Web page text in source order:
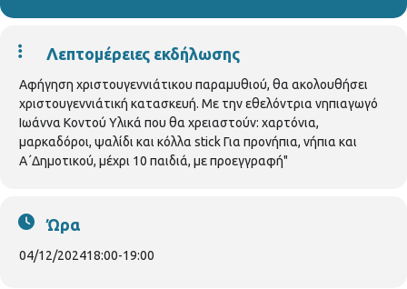
Λεπτομέρειες εκδήλωσης
Αφήγηση χριστουγεννιάτικου παραμυθιού, θα ακολουθήσει
χριστουγεννιάτική κατασκευή. Με την εθελόντρια νηπιαγωγό
Ιωάννα Κοντού Υλικά που θα χρειαστούν: χαρτόνια,
μαρκαδόροι, ψαλίδι και κόλλα stick Για προνήπια, νήπια και
Α΄Δημοτικού, μέχρι 10 παιδιά, με προεγγραφή"
Ώρα
04/12/202418:00-19:00